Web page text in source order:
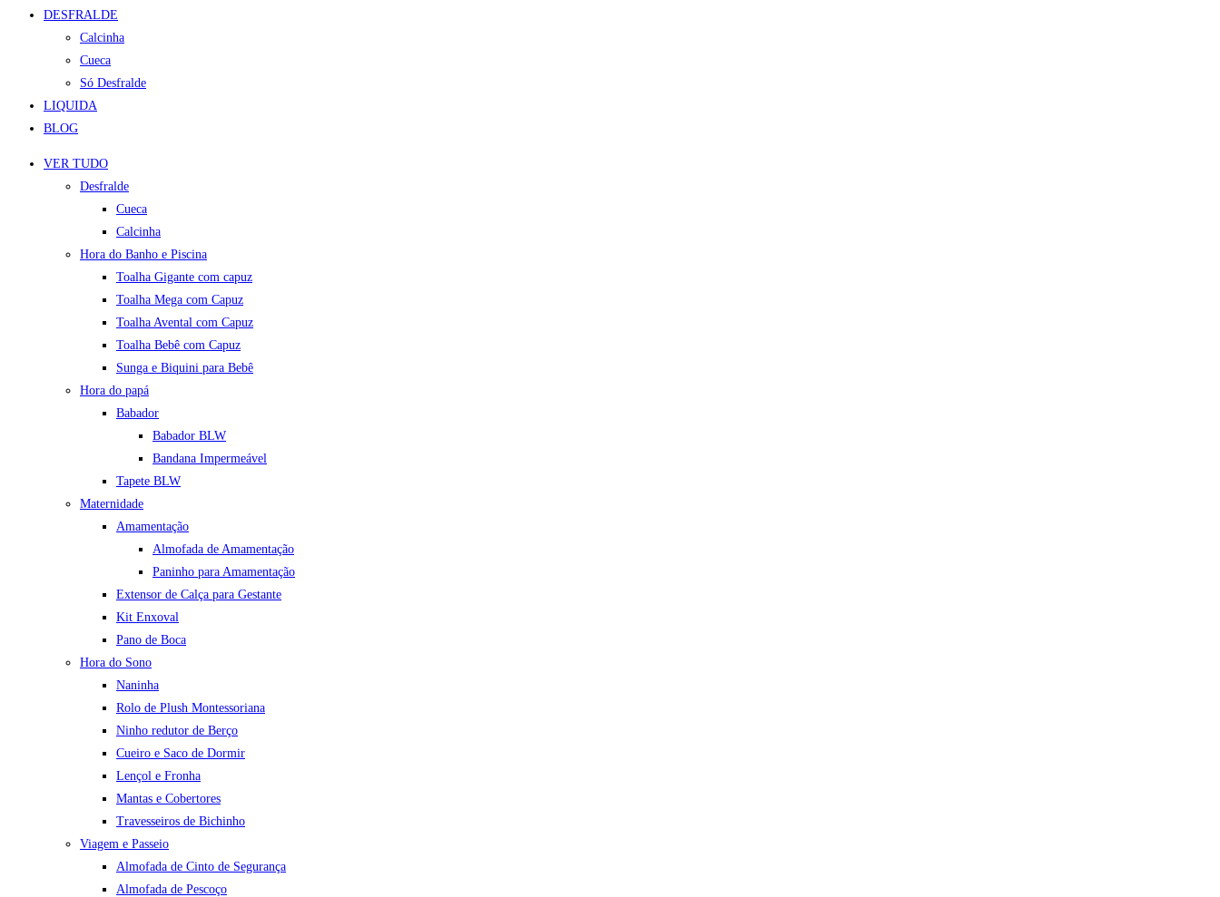
DESFRALDE
Calcinha
Cueca
Só Desfralde
LIQUIDA
BLOG
VER TUDO
Desfralde
Cueca
Calcinha
Hora do Banho e Piscina
Toalha Gigante com capuz
Toalha Mega com Capuz
Toalha Avental com Capuz
Toalha Bebê com Capuz
Sunga e Biquini para Bebê
Hora do papá
Babador
Babador BLW
Bandana Impermeável
Tapete BLW
Maternidade
Amamentação
Almofada de Amamentação
Paninho para Amamentação
Extensor de Calça para Gestante
Kit Enxoval
Pano de Boca
Hora do Sono
Naninha
Rolo de Plush Montessoriana
Ninho redutor de Berço
Cueiro e Saco de Dormir
Lençol e Fronha
Mantas e Cobertores
Travesseiros de Bichinho
Viagem e Passeio
Almofada de Cinto de Segurança
Almofada de Pescoço